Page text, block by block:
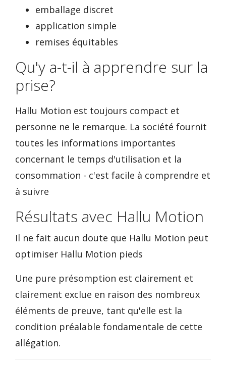
emballage discret
application simple
remises équitables
Qu'y a-t-il à apprendre sur la
prise?
Hallu Motion est toujours compact et
personne ne le remarque. La société fournit
toutes les informations importantes
concernant le temps d'utilisation et la
consommation - c'est facile à comprendre et
à suivre
Résultats avec Hallu Motion
Il ne fait aucun doute que Hallu Motion peut
optimiser Hallu Motion pieds
Une pure présomption est clairement et
clairement exclue en raison des nombreux
éléments de preuve, tant qu'elle est la
condition préalable fondamentale de cette
allégation.